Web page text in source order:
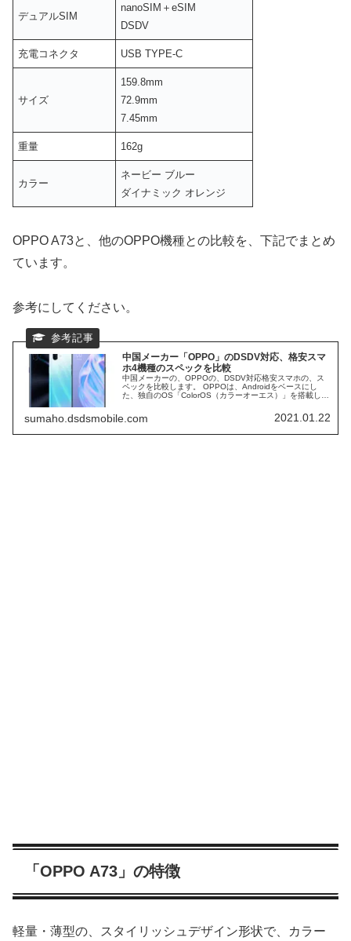
デュアルSIM
nanoSIM＋eSIM
DSDV
充電コネクタ USB TYPE-C
サイズ
159.8mm
72.9mm
7.45mm
重量 162g
カラー
ネービー ブルー
ダイナミック オレンジ
OPPO A73と、他のOPPO機種との比較を、下記でまとめ
ています。
参考にしてください。
中国メーカー「OPPO」のDSDV対応、格安スマ
ホ4機種のスペックを比較
中国メーカーの、OPPOの、DSDV対応格安スマホの、ス
ペックを比較します。 OPPOは、Androidをベースにし
た、独自のOS「ColorOS（カラーオーエス）」を搭載して
sumaho.dsdsmobile.com 2021.01.22
「OPPO A73」の特徴
軽量・薄型の、スタイリッシュデザイン形状で、カラー